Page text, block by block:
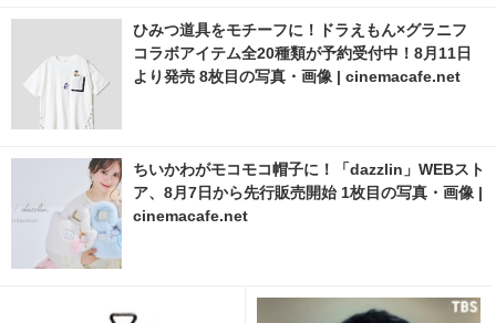
ひみつ道具をモチーフに！ドラえもん×グラニフ
コラボアイテム全20種類が予約受付中！8月11日
より発売 8枚目の写真・画像 | cinemacafe.net
ちいかわがモコモコ帽子に！「dazzlin」WEBスト
ア、8月7日から先行販売開始 1枚目の写真・画像 |
cinemacafe.net